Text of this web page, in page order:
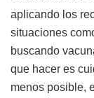
aplicando los
situaciones
buscando
que hacer es
menos posible,